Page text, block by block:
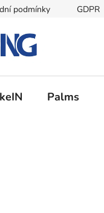
podmínky GDPR
Palms